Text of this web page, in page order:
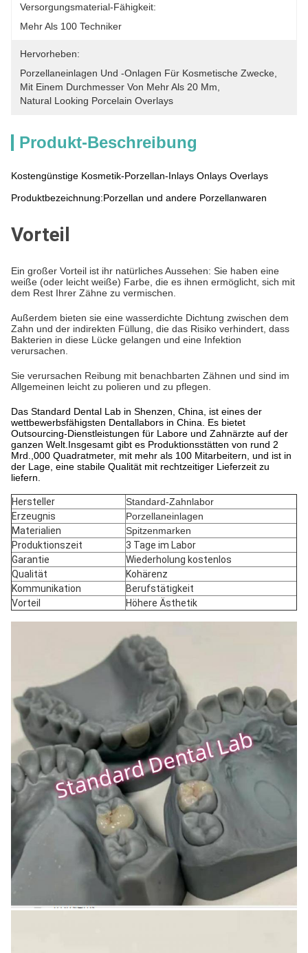
Versorgungsmaterial-Fähigkeit:
Mehr Als 100 Techniker
Hervorheben:
Porzellaneinlagen Und -onlagen Für Kosmetische Zwecke
Mit Einem Durchmesser Von Mehr Als 20 Mm
Natural Looking Porcelain Overlays
Produkt-Beschreibung
Kostengünstige Kosmetik-Porzellan-Inlays Onlays Overlays
Produktbezeichnung:Porzellan und andere Porzellanwaren
Vorteil
Ein großer Vorteil ist ihr natürliches Aussehen: Sie haben eine
weiße (oder leicht weiße) Farbe, die es ihnen ermöglicht, sich mit
dem Rest Ihrer Zähne zu vermischen.
Außerdem bieten sie eine wasserdichte Dichtung zwischen dem
Zahn und der indirekten Füllung, die das Risiko verhindert, dass
Bakterien in diese Lücke gelangen und eine Infektion
verursachen.
Sie verursachen Reibung mit benachbarten Zähnen und sind im
Allgemeinen leicht zu polieren und zu pflegen.
Das Standard Dental Lab in Shenzen, China, ist eines der
wettbewerbsfähigsten Dentallabors in China. Es bietet
Outsourcing-Dienstleistungen für Labore und Zahnärzte auf der
ganzen Welt.Insgesamt gibt es Produktionsstätten von rund 2
Mrd.,000 Quadratmeter, mit mehr als 100 Mitarbeitern, und ist in
der Lage, eine stabile Qualität mit rechtzeitiger Lieferzeit zu
liefern.
Hersteller
Standard-Zahnlabor
Erzeugnis
Porzellaneinlagen
Materialien
Spitzenmarken
Produktionszeit
3 Tage im Labor
Garantie
Wiederholung kostenlos
Qualität
Kohärenz
Kommunikation
Berufstätigkeit
Vorteil
Höhere Ästhetik